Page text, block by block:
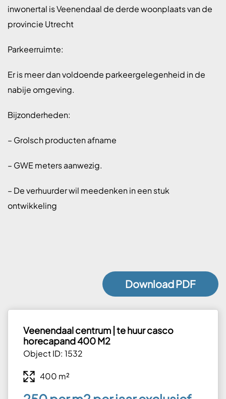
inwonertal is Veenendaal de derde woonplaats van de
provincie Utrecht
Parkeerruimte:
Er is meer dan voldoende parkeergelegenheid in de
nabije omgeving.
Bijzonderheden:
– Grolsch producten afname
– GWE meters aanwezig.
– De verhuurder wil meedenken in een stuk
ontwikkeling
Download PDF
Veenendaal centrum | te huur casco
horecapand 400 M2
Object ID: 1532
400 m²